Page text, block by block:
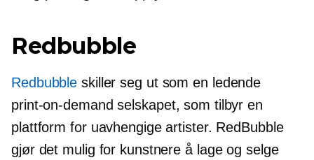
Redbubble
Redbubble skiller seg ut som en ledende
print-on-demand selskapet, som tilbyr en
plattform for uavhengige artister. RedBubble
gjør det mulig for kunstnere å lage og selge